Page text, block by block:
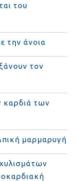
του
την άνοια
τον
καρδιά των
μαρμαρυγή